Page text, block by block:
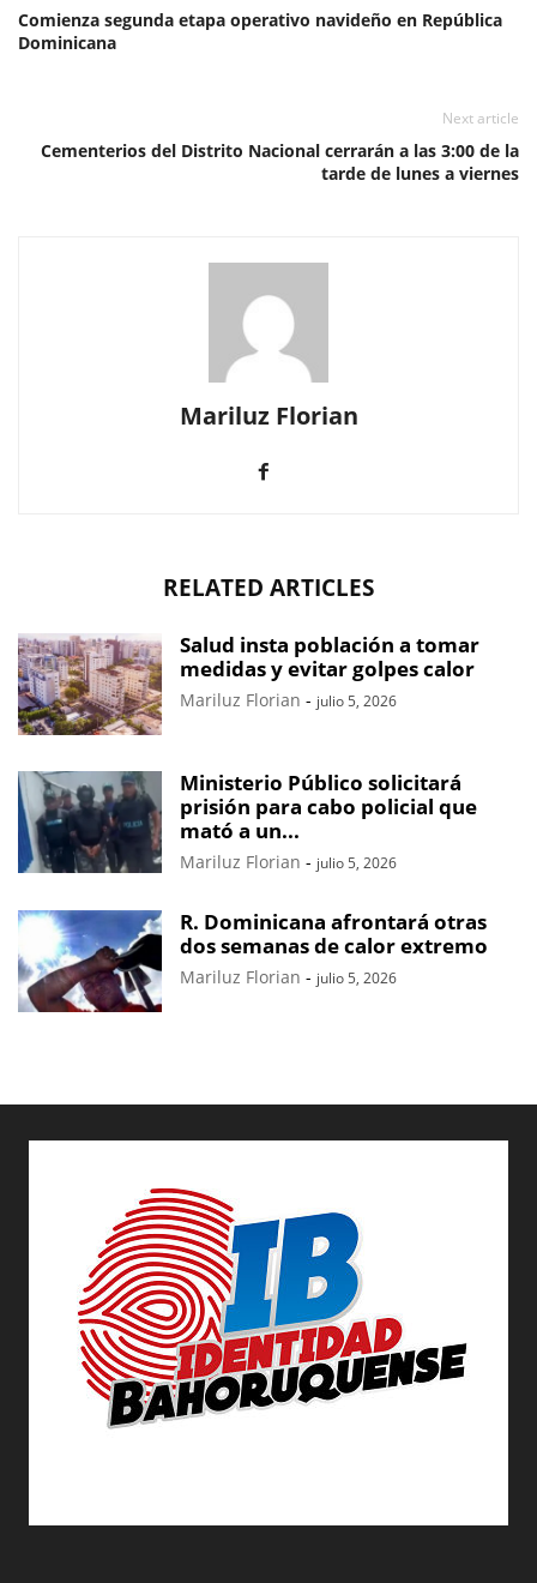
Comienza segunda etapa operativo navideño en República
Dominicana
Next article
Cementerios del Distrito Nacional cerrarán a las 3:00 de la
tarde de lunes a viernes
Mariluz Florian
RELATED ARTICLES
Salud insta población a tomar
medidas y evitar golpes calor
Mariluz Florian - julio 5, 2026
Ministerio Público solicitará
prisión para cabo policial que
mató a un...
Mariluz Florian - julio 5, 2026
R. Dominicana afrontará otras
dos semanas de calor extremo
Mariluz Florian - julio 5, 2026